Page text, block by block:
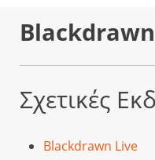
Blackdrawn
Σχετικές
Blackdrawn Live